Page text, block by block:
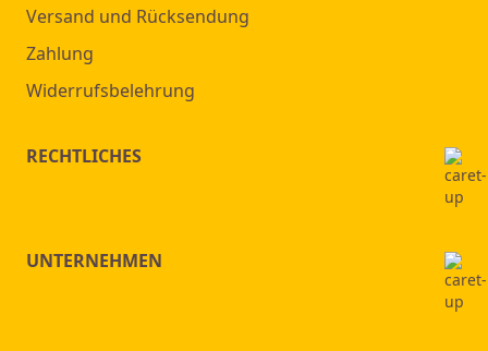
Versand und Rücksendung
Zahlung
Widerrufsbelehrung
RECHTLICHES
UNTERNEHMEN